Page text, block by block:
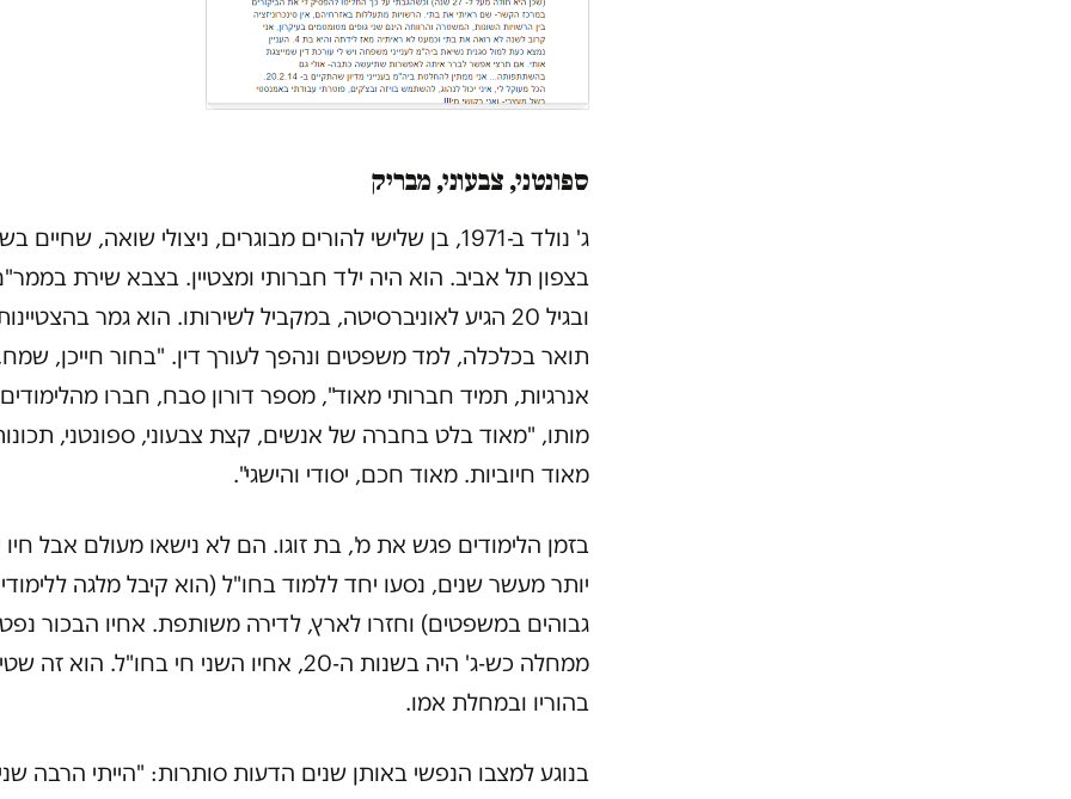
ספונטני, צבעוני, מבריק
ג' נולד ב-1971, בן שלישי להורים מבוגרים, ניצולי שואה, שחיים
בצפון תל אביב. הוא היה ילד חברותי ומצטיין. בצבא שירת
ובגיל 20 הגיע לאוניברסיטה, במקביל לשירותו. הוא גמר
תואר בכלכלה, למד משפטים ונהפך לעורך דין. "בחור חייכן,
אנרגיות, תמיד חברותי מאוד", מספר דורון סבח, חברו
מותו, "מאוד בלט בחברה של אנשים, קצת צבעוני, ספונטני,
מאוד חיוביות. מאוד חכם, יסודי והישגי".
בזמן הלימודים פגש את מ', בת זוגו. הם לא נישאו מעולם אבל חיו
יותר מעשר שנים, נסעו יחד ללמוד בחו"ל (הוא קיבל מלגה
גבוהים במשפטים) וחזרו לארץ, לדירה משותפת. אחיו הבכור
ממחלה כש-ג' היה בשנות ה-20, אחיו השני חי בחו"ל. הוא זה
בהוריו ובמחלת אמו.
בנוגע למצבו הנפשי באותן שנים הדעות סותרות: "הייתי הרבה